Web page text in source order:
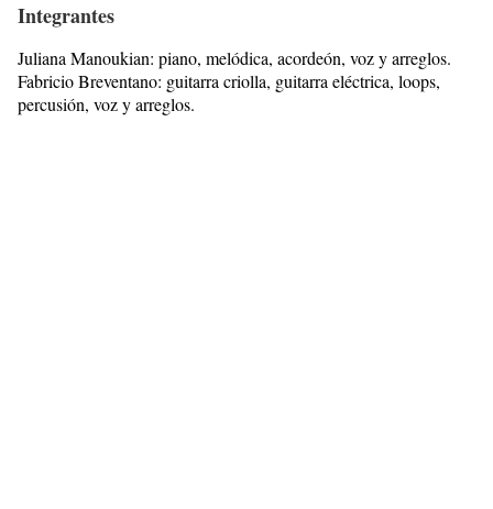
Integrantes
Juliana Manoukian: piano, melódica, acordeón, voz y arreglos.
Fabricio Breventano: guitarra criolla, guitarra eléctrica, loops,
percusión, voz y arreglos.